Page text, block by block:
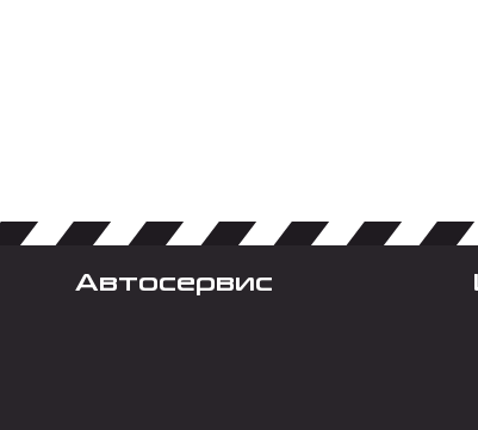
Автосервис